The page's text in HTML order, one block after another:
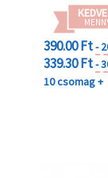
390.00 Ft-
339.30 Ft-
10 csomag +